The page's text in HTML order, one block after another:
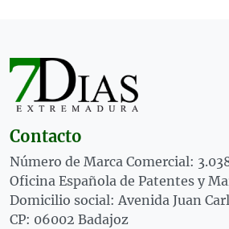
Contacto
Número de Marca Comercial:
Oficina Española de Patentes y
Domicilio social: Avenida Juan
CP: 06002 Badajoz